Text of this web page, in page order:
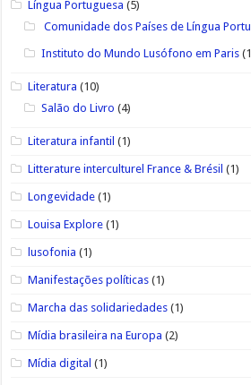
Língua Portuguesa (5)
Comunidade dos Países de Língua
Instituto do Mundo Lusófono em Paris
Literatura (10)
Salão do Livro (4)
Literatura infantil (1)
Litterature interculturel France & Brésil (1)
Longevidade (1)
Louisa Explore (1)
lusofonia (1)
Manifestações políticas (1)
Marcha das solidariedades (1)
Mídia brasileira na Europa (2)
Mídia digital (1)